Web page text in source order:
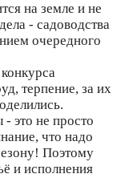
на земле и не
- садоводства
очередного
терпение, за их
не просто
что надо
Поэтому
и исполнения